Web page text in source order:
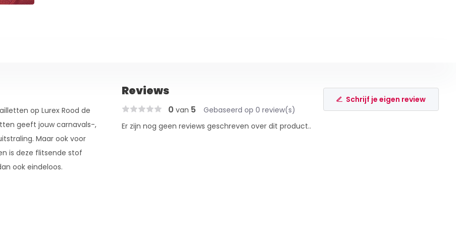
op Lurex Rood de
geeft jouw carnavals-,
Maar ook voor
is deze flitsende stof
ook eindeloos.
Reviews
0 van 5 Gebaseerd op 0 review(s)
Schrijf je eigen review
Er zijn nog geen reviews geschreven over dit product..